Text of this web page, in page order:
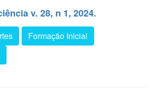
v. 28, n 1, 2024.
Formação Inicial